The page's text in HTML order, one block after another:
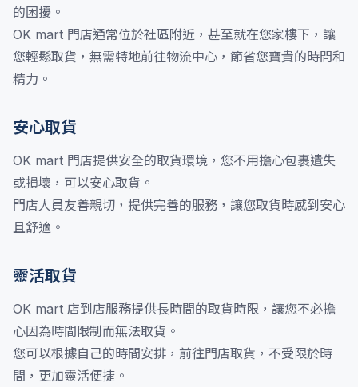
的困擾。
OK mart 門店通常位於社區附近，甚至就在您家樓下，讓
您輕鬆取貨，無需特地前往物流中心，節省您寶貴的時間和
精力。
安心取貨
OK mart 門店提供安全的取貨環境，您不用擔心包裹遺失
或損壞，可以安心取貨。
門店人員友善親切，提供完善的服務，讓您取貨時感到安心
且舒適。
靈活取貨
OK mart 店到店服務提供長時間的取貨時限，讓您不必擔
心因為時間限制而無法取貨。
您可以根據自己的時間安排，前往門店取貨，不受限於時
間，更加靈活便捷。